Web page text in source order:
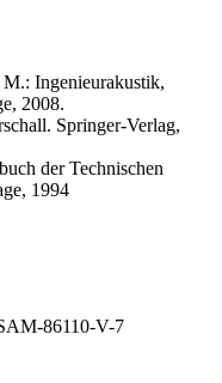
Ingenieurakustik,
2008.
Springer-Verlag,
der Technischen
1994
86110-V-7